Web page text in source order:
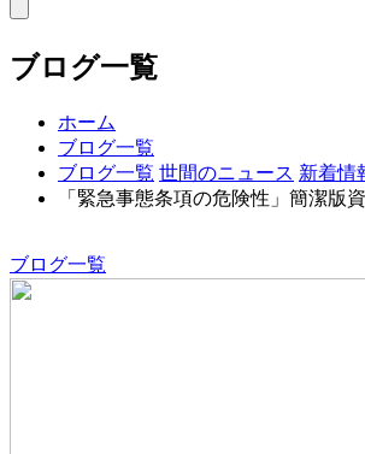
ブログ一覧
ホーム
ブログ一覧
ブログ一覧 世間のニュース 新着情
「緊急事態条項の危険性」簡潔版
ブログ一覧